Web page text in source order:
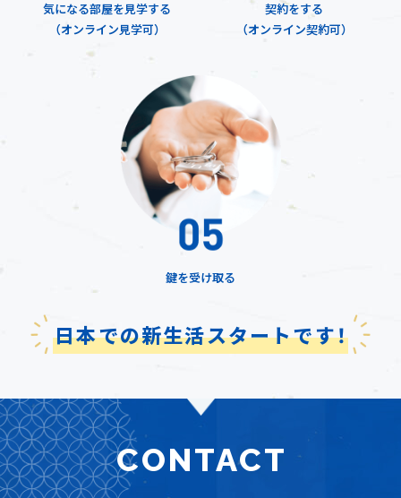
気になる部屋を見学する
（オンライン見学可）
契約をする
（オンライン契約可）
鍵を受け取る
日本での新生活スタートです！
CONTACT